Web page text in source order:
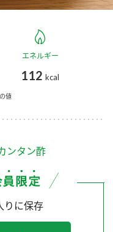
たれ
中華
おすしの素
米飯用調味液
エネルギー
112 kcal
値
ンタン酢
りに保存